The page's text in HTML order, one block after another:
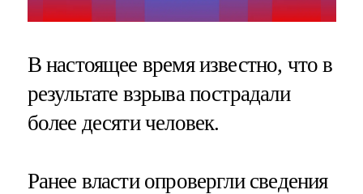
В настоящее время известно, что в
результате взрыва пострадали
более десяти человек.
Ранее власти опровергли сведения